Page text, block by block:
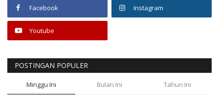
Facebook Instagram
Youtube
POSTINGAN POPULER
Minggu Ini Bulan Ini Tahun Ini